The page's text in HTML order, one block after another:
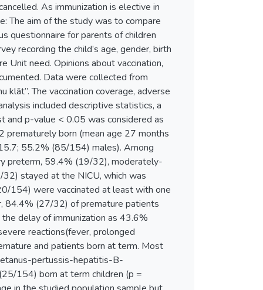
As immunization is elective in
The aim of the study was to compare
questionnaire for parents of children
recording the child’s age, gender, birth
Unit need. Opinions about vaccination,
Data were collected from
klāt”. The vaccination coverage, adverse
included descriptive statistics, a
and p-value < 0.05 was considered as
prematurely born (mean age 27 months
55.2% (85/154) males). Among
preterm, 59.4% (19/32), moderately-
stayed at the NICU, which was
154) were vaccinated at least with one
84.4% (27/32) of premature patients
delay of immunization as 43.6%
reactions(fever, prolonged
and patients born at term. Most
pertussis-hepatitis-B-
154) born at term children (p =